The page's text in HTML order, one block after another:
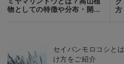
物としての特徴や分布・開花
方
セイバンモロコシと
け方をご紹介